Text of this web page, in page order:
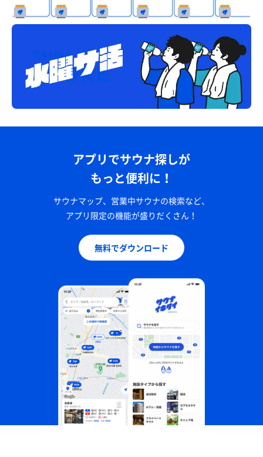
アプリでサウナ探しが
もっと便利に！
サウナマップ、営業中サウナの検索など、
アプリ限定の機能が盛りだくさん！
無料でダウンロード